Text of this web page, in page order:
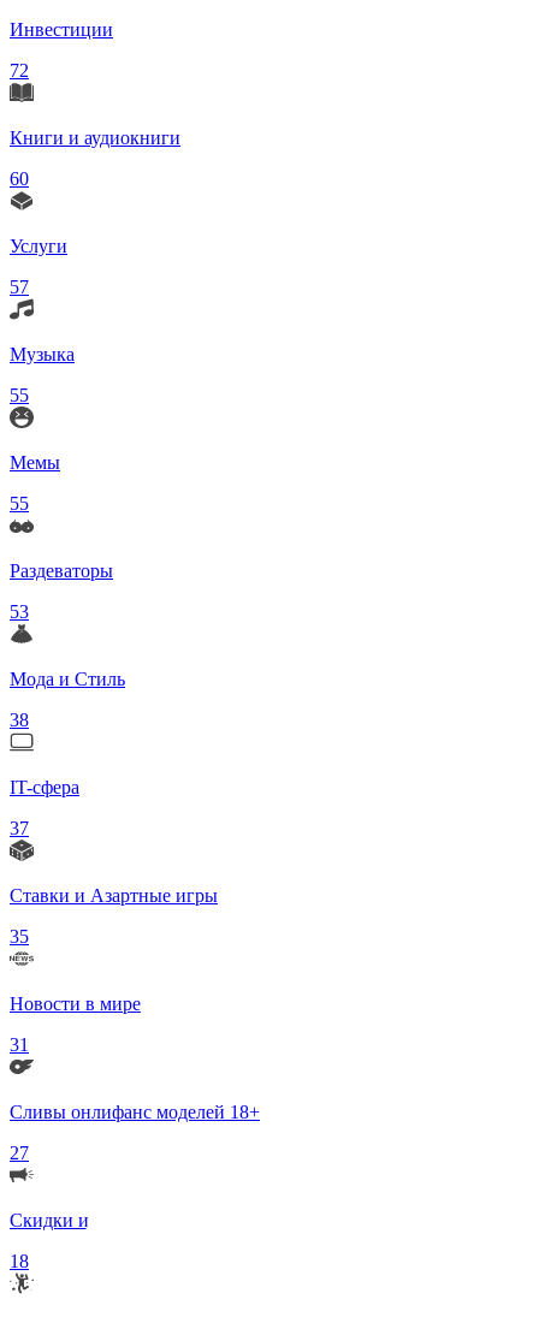
Инвестиции
72
Книги и аудиокниги
60
Услуги
57
Музыка
55
Мемы
55
Раздеваторы
53
Мода и Стиль
38
IT-сфера
37
Ставки и Азартные игры
35
Новости в мире
31
Сливы онлифанс моделей 18+
27
Скидки и Акции
18